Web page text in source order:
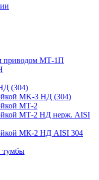
приводом МТ-1П
(304)
МK-3 НД (304)
МТ-2
МТ-2 НД нерж. AISI
МК-2 НД AISI 304
тумбы